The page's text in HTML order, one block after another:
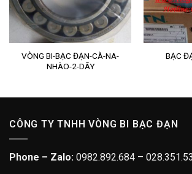
VÒNG BI-BẠC ĐẠN-CÀ-NA-
NHÀO-2-DÃY
BẠC
CÔNG TY TNHH VÒNG BI BẠC ĐẠN
Phone – Zalo: 0982.892.684 –